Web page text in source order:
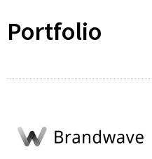
Portfolio